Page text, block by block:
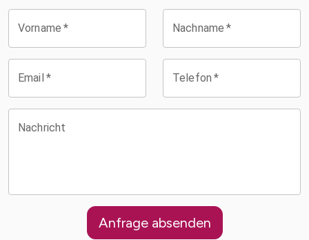
Vorname * Nachname *
Email * Telefon *
Nachricht
Anfrage absenden